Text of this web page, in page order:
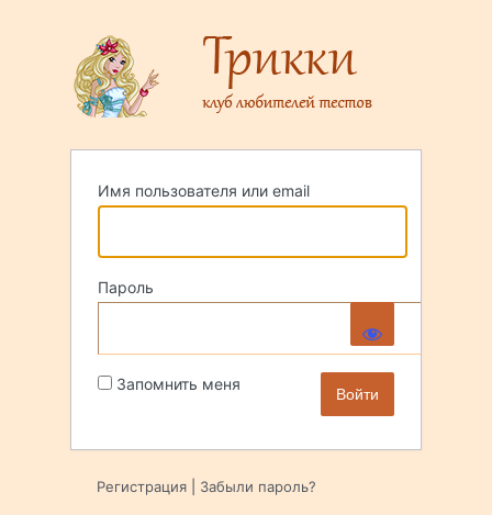
Имя пользователя или email
Пароль
Запомнить меня
Регистрация Забыли пароль?